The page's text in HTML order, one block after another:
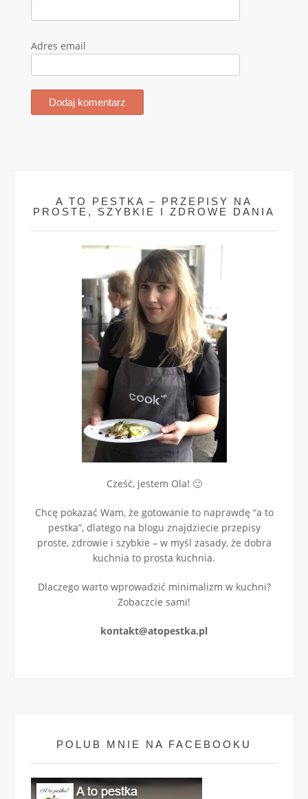
Adres email
A TO PESTKA – PRZEPISY NA
PROSTE, SZYBKIE I ZDROWE DANIA
Cześć, jestem Ola! 🙂
Chcę pokazać Wam, że gotowanie to naprawdę “a to
pestka”, dlatego na blogu znajdziecie przepisy
proste, zdrowie i szybkie – w myśl zasady, że dobra
kuchnia to prosta kuchnia.
Dlaczego warto wprowadzić minimalizm w kuchni?
Zobaczcie sami!
kontakt@atopestka.pl
POLUB MNIE NA FACEBOOKU